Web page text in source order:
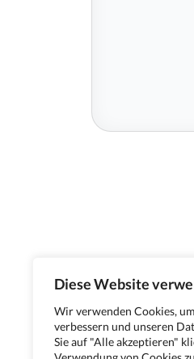
Diese Website
Wir verwenden Cookies,
verbessern und unseren
Sie auf "Alle akzeptieren"